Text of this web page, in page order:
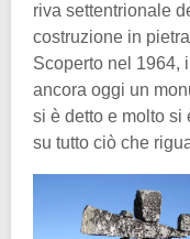
riva settentrionale
costruzione in
Scoperto nel 1964,
ancora oggi un
si è detto e molto si
su tutto ciò che